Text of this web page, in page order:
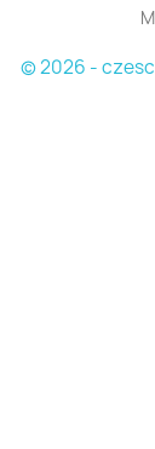
© 2026 -